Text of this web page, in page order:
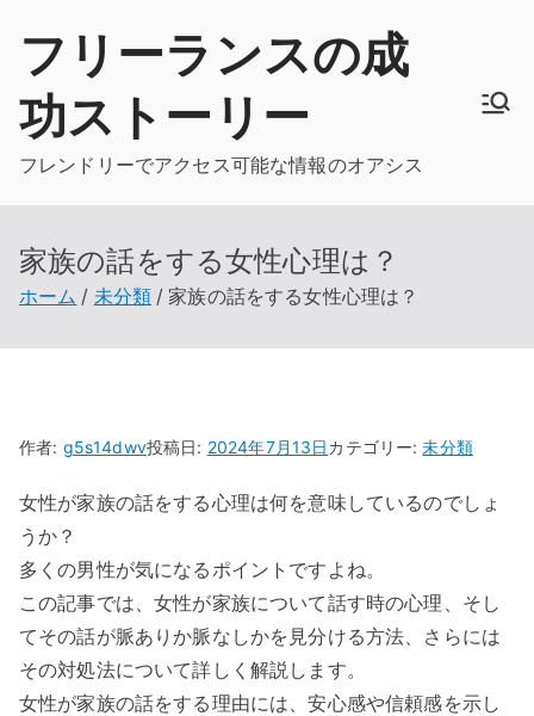
フリーランスの成
功ストーリー
フレンドリーでアクセス可能な情報のオアシス
家族の話をする女性心理は？
ホーム 未分類 家族の話をする女性心理は？
作者: g5s14dwv投稿日: 2024年7月13日カテゴリー:未分類
女性が家族の話をする心理は何を意味しているのでしょ
うか？
多くの男性が気になるポイントですよね。
この記事では、女性が家族について話す時の心理、そし
てその話が脈ありか脈なしかを見分ける方法、さらには
その対処法について詳しく解説します。
女性が家族の話をする理由には、安心感や信頼感を示し